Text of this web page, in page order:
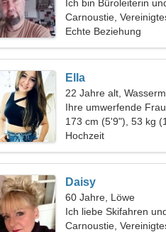
Ich bin Büroleiterin
verträumte Frau
Carnoustie,
Echte Beziehung
Ella
22 Jahre alt,
Ihre umwerfende Frau
173 cm (5'9"), 53 kg
Hochzeit
Daisy
60 Jahre, Löwe
Ich liebe Skifahren
Carnoustie,